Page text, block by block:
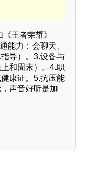
王者荣耀》
能力：会聊天、
导）。3.设备与
和周末）。4.职
康证。5.抗压能
声音好听是加